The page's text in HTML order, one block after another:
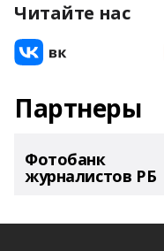
Читайте нас
Партнеры
Фотобанк
журналистов РБ